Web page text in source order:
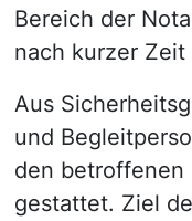
Bereich der
nach kurzer
Aus
und
den betroffenen
gestattet. Ziel